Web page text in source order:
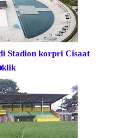
Stadion korpri Cisaat